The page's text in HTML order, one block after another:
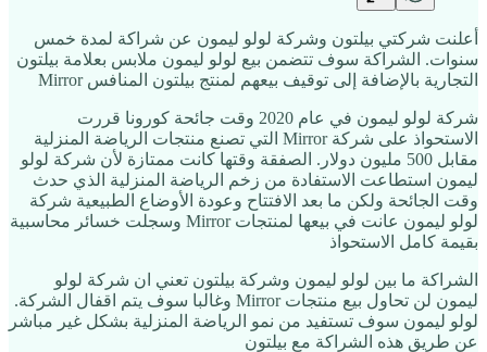
أعلنت شركتي بيلتون وشركة لولو ليمون عن شراكة لمدة خمس
سنوات. الشراكة سوف تتضمن بيع لولو ليمون ملابس بعلامة بيلتون
التجارية بالإضافة إلى توقيف بيعهم لمنتج بيلتون المنافس Mirror
شركة لولو ليمون في عام 2020 وقت جائحة كورونا قررت
الاستحواذ على شركة Mirror التي تصنع منتجات الرياضة المنزلية
مقابل 500 مليون دولار. الصفقة وقتها كانت ممتازة لأن شركة لولو
ليمون استطاعت الاستفادة من زخم الرياضة المنزلية الذي حدث
وقت الجائحة ولكن ما بعد الافتتاح وعودة الأوضاع الطبيعية شركة
لولو ليمون عانت في بيعها لمنتجات Mirror وسجلت خسائر محاسبية
بقيمة كامل الاستحواذ
الشراكة ما بين لولو ليمون وشركة بيلتون تعني ان شركة لولو
ليمون لن تحاول بيع منتجات Mirror وغالبا سوف يتم اقفال الشركة.
لولو ليمون سوف تستفيد من نمو الرياضة المنزلية بشكل غير مباشر
عن طريق هذه الشراكة مع بيلتون